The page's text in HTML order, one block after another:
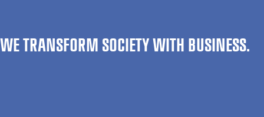
WE TRANSFORM SOCIETY WITH BUSINESS.